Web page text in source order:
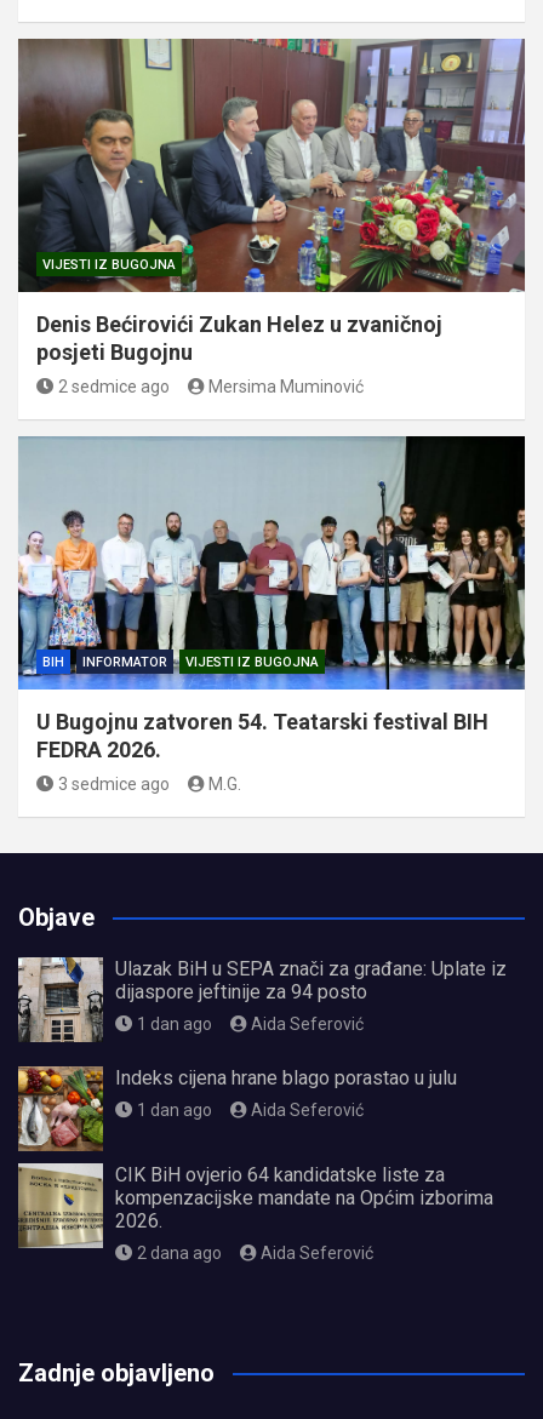
VIJESTI IZ BUGOJNA
Denis Bećirovići Zukan Helez u zvaničnoj
posjeti Bugojnu
2 sedmice ago Mersima Muminović
BIH INFORMATOR VIJESTI IZ BUGOJNA
U Bugojnu zatvoren 54. Teatarski festival BIH
FEDRA 2026.
3 sedmice ago M.G.
Objave
Ulazak BiH u SEPA znači za građane: Uplate iz
dijaspore jeftinije za 94 posto
1 dan ago Aida Seferović
Indeks cijena hrane blago porastao u julu
1 dan ago Aida Seferović
CIK BiH ovjerio 64 kandidatske liste za
kompenzacijske mandate na Općim izborima
2026.
2 dana ago Aida Seferović
Zadnje objavljeno